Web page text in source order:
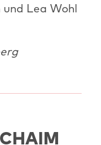
Lea Wohl